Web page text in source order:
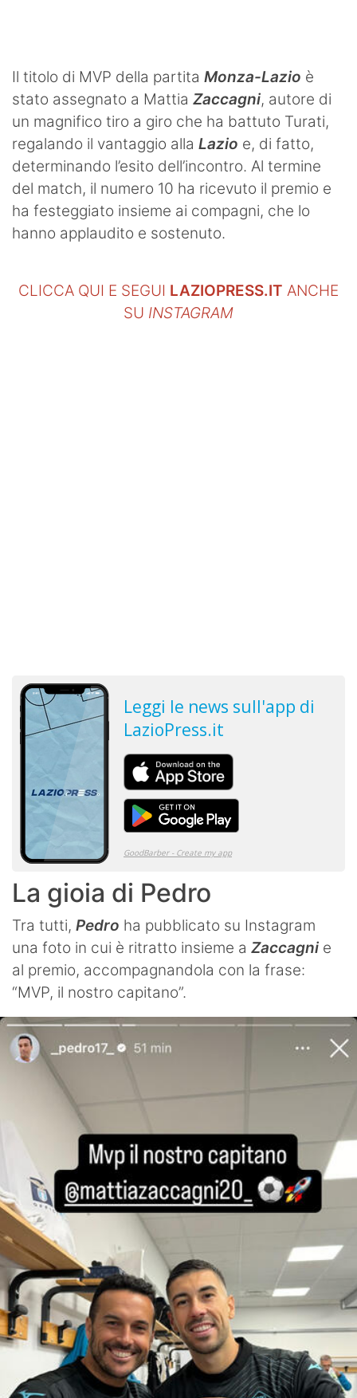
Il titolo di MVP della partita Monza-Lazio è
stato assegnato a Mattia Zaccagni, autore di
un magnifico tiro a giro che ha battuto Turati,
regalando il vantaggio alla Lazio e, di fatto,
determinando l’esito dell’incontro. Al termine
del match, il numero 10 ha ricevuto il premio e
ha festeggiato insieme ai compagni, che lo
hanno applaudito e sostenuto.
CLICCA QUI E SEGUI LAZIOPRESS.IT ANCHE
SU INSTAGRAM
La gioia di Pedro
Tra tutti, Pedro ha pubblicato su Instagram
una foto in cui è ritratto insieme a Zaccagni e
al premio, accompagnandola con la frase:
“MVP, il nostro capitano”.